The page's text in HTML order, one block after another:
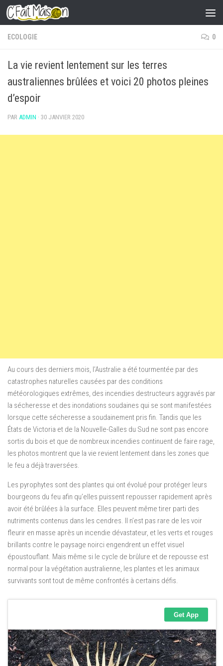
Skip to content
ECOLOGIE 0
La vie revient lentement sur les terres
australiennes brûlées et voici 20 photos pleines
d’espoir
PAR ADMIN · 30 JANVIER 2020
Au cours des derniers mois, l’Australie a été tourmentée par des
catastrophes naturelles causées par des conditions
météorologiques extrêmes, des incendies destructeurs aggravés par
la sécheresse et des inondations soudaines qui se sont manifestées
lorsque cette sécheresse a soudainement pris fin. Tandis que les
États de Victoria et de la Nouvelle-Galles du Sud ne sont pas encore
sortis du bois et que de nombreux incendies continuent de faire rage,
les photos montrent que la vie revient lentement dans les zones que
le feu a déjà traversées.
Les pyrophytes sont des plantes qui ont évolué pour protéger leurs
bourgeons du feu afin qu’elles puissent repousser rapidement après
avoir été brûlées à la surface. Elles peuvent même tirer parti des
nutriments contenus dans les cendres. Il n’est pas rare de les voir
fleurir en masse après un incendie dévastateur, et les verts et rouges
brillants contre le paysage noirci engendrent un effet visuel
époustouflant. Mais même si le cycle de brûlure et de repousse est
normal pour la végétation australienne, les plantes et les animaux
survivants sont tout de même confrontés à certains défis.